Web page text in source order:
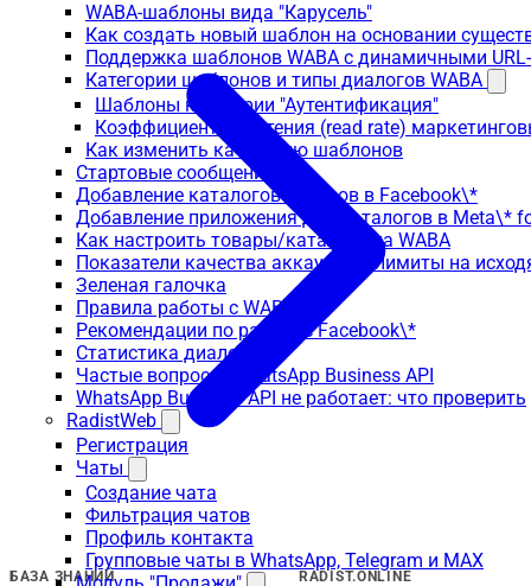
WABA-шаблоны вида "Карусель"
Как создать новый шаблон на основании
Поддержка шаблонов WABA с динамичными
Категории шаблонов и типы диалогов WABA
Шаблоны категории "Аутентификация"
Коэффициент прочтения (read rate)
Как изменить категорию шаблонов
Стартовые сообщения
Добавление каталогов товаров в Facebook\*
Добавление приложения для каталогов в Meta\*
Как настроить товары/каталоги на WABA
Показатели качества аккаунта и лимиты на
Зеленая галочка
Правила работы с WABA
Рекомендации по работе с Facebook\*
Статистика диалогов
Частые вопросы: WhatsApp Business API
WhatsApp Business API не работает: что проверить
RadistWeb
Регистрация
Чаты
Создание чата
Фильтрация чатов
Профиль контакта
Групповые чаты в WhatsApp, Telegram и MAX
БАЗА ЗНАНИЙ RADIST.ONLINE